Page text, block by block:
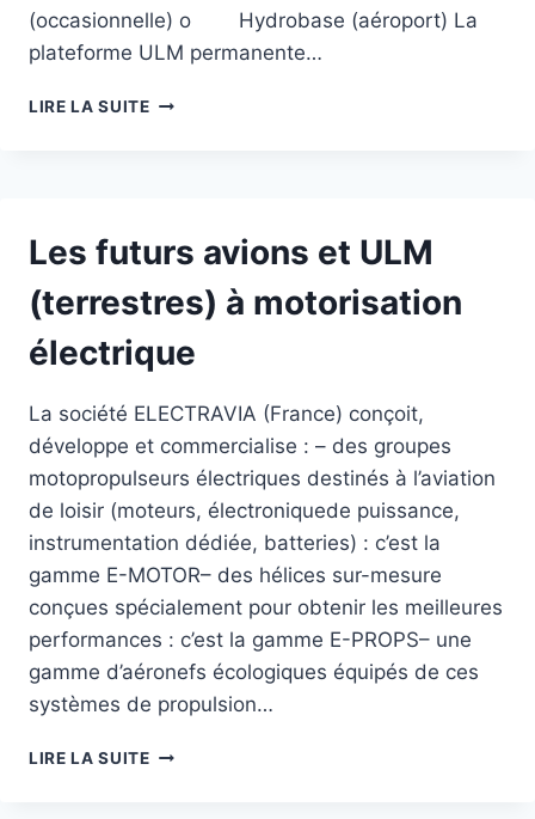
(occasionnelle) o Hydrobase (aéroport) La
plateforme ULM permanente…
LIRE LA SUITEANALYSES
Les futurs avions et ULM
(terrestres) à motorisation
électrique
La société ELECTRAVIA (France) conçoit,
développe et commercialise : – des groupes
motopropulseurs électriques destinés à l’aviation
de loisir (moteurs, électroniquede puissance,
instrumentation dédiée, batteries) : c’est la
gamme E-MOTOR– des hélices sur-mesure
conçues spécialement pour obtenir les meilleures
performances : c’est la gamme E-PROPS– une
gamme d’aéronefs écologiques équipés de ces
systèmes de propulsion…
LIRE LA SUITELES